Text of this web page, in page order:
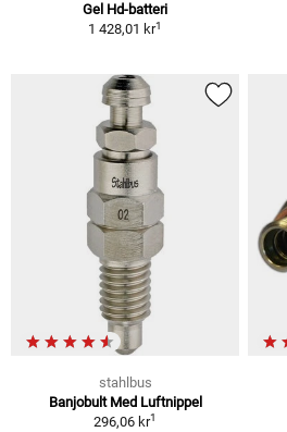
Gel Hd-batteri
1 428,01 kr1
stahlbus
Banjobult Med Luftnippel
296,06 kr1